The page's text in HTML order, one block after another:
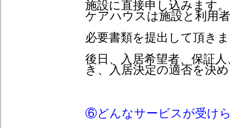
施設に直接申し込みます。
ケアハウスは施設と利用
必要書類を提出して頂き
後日、入居希望者、保証
き、入居決定の適否を決
⑥どんなサービスが受け